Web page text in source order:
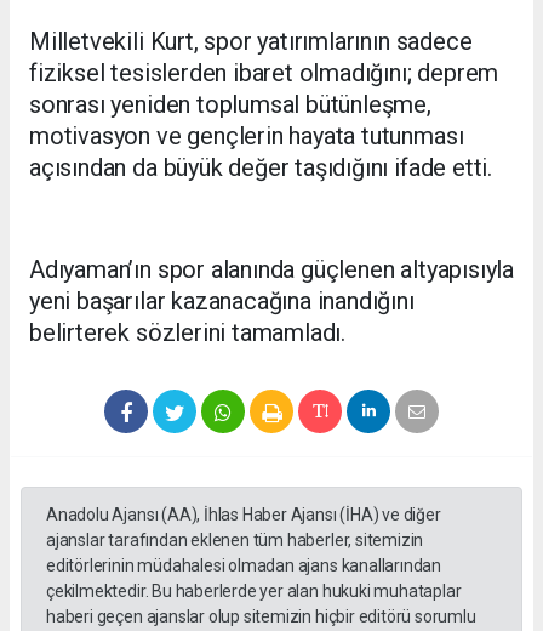
Milletvekili Kurt, spor yatırımlarının sadece
fiziksel tesislerden ibaret olmadığını; deprem
sonrası yeniden toplumsal bütünleşme,
motivasyon ve gençlerin hayata tutunması
açısından da büyük değer taşıdığını ifade etti.
Adıyaman’ın spor alanında güçlenen altyapısıyla
yeni başarılar kazanacağına inandığını
belirterek sözlerini tamamladı.
Anadolu Ajansı (AA), İhlas Haber Ajansı (İHA) ve diğer
ajanslar tarafından eklenen tüm haberler, sitemizin
editörlerinin müdahalesi olmadan ajans kanallarından
çekilmektedir. Bu haberlerde yer alan hukuki muhataplar
haberi geçen ajanslar olup sitemizin hiçbir editörü sorumlu